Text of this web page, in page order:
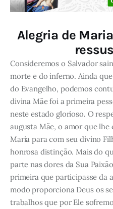
Alegria de
Consideremos o Salvador
morte e do inferno. Ainda
do Evangelho, podemos
divina Mãe foi a primeira
neste estado glorioso. O
augusta Mãe, o amor que lhe
Maria para com seu divino
honrosa distinção. Mais do
parte nas dores da Sua
primeira que participasse da
modo proporciona Deus os
trabalhos que por Ele